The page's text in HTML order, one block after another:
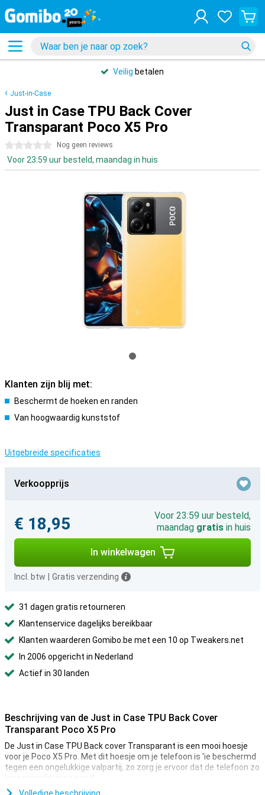
Veilig betalen
Just-in-Case
Just in Case TPU Back Cover
Transparant Poco X5 Pro
0 sterren Nog geen reviews
Voor 23:59 uur besteld, maandag in huis
Klanten zijn blij met:
Beschermt de hoeken en randen
Van hoogwaardig kunststof
Uitgebreide specificaties
Verkoopprijs
€ 18,95
Voor 23:59 uur besteld,
maandag gratis in huis
In winkelwagen
Incl. btw Gratis verzending
31 dagen gratis retourneren
Klantenservice dagelijks bereikbaar
Klanten waarderen Gomibo.be met een 10 op Tweakers.net
In 2006 opgericht in Nederland
Actief in 30 landen
Beschrijving van de Just in Case TPU Back Cover
Transparant Poco X5 Pro
De Just in Case TPU Back cover Transparant is een mooi hoesje
voor je Poco X5 Pro. Met dit hoesje om je telefoon is 'ie beschermd
tegen een ongelukkige valpartij, zo zorg je ervoor dat de telefoon zo
lang mogelijk mee gaat!